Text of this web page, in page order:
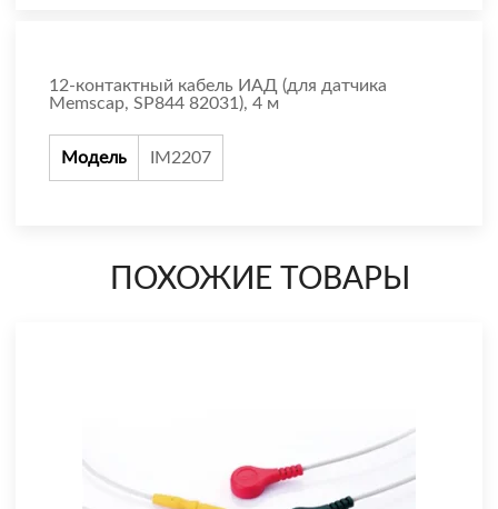
12-контактный кабель ИАД (для датчика
Memscap, SP844 82031), 4 м
Модель IM2207
ПОХОЖИЕ ТОВАРЫ